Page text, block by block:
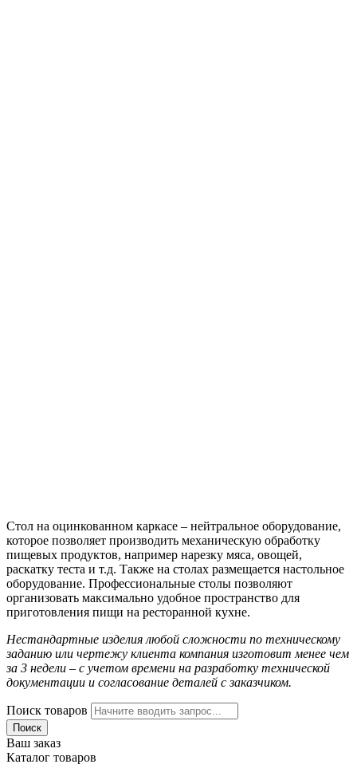
Стол на оцинкованном каркасе – нейтральное оборудование,
которое позволяет производить механическую обработку
пищевых продуктов, например нарезку мяса, овощей,
раскатку теста и т.д. Также на столах размещается настольное
оборудование. Профессиональные столы позволяют
организовать максимально удобное пространство для
приготовления пищи на ресторанной кухне.
Нестандартные изделия любой сложности по техническому
заданию или чертежу клиента компания изготовит менее чем
за 3 недели – с учетом времени на разработку технической
документации и согласование деталей с заказчиком.
Поиск товаров
Поиск
Ваш заказ
Каталог товаров